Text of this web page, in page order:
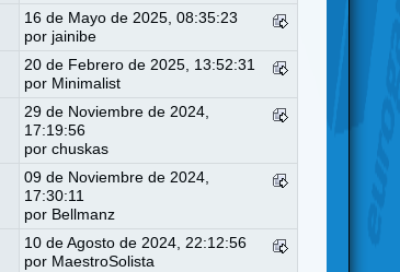
16 de Mayo de 2025, 08:35:23
por jainibe
20 de Febrero de 2025, 13:52:31
por Minimalist
29 de Noviembre de 2024,
17:19:56
porchuskas
09 de Noviembre de 2024,
17:30:11
por Bellmanz
10 de Agosto de 2024, 22:12:56
por MaestroSolista